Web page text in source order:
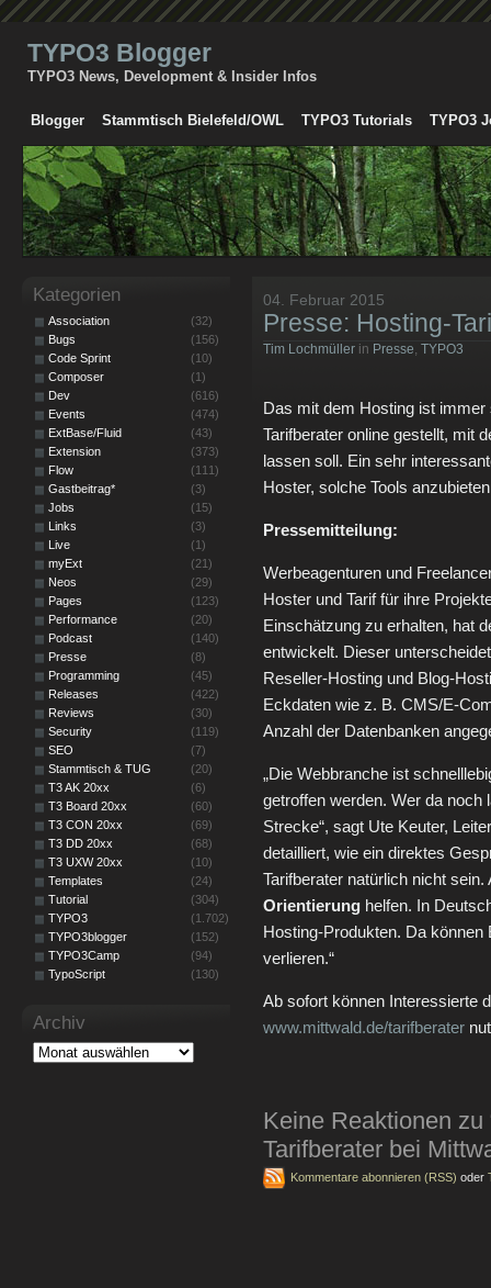
TYPO3 Blogger
TYPO3 News, Development & Insider Infos
Blogger Stammtisch Bielefeld/OWL TYPO3 Tutorials TYPO3
04. Februar 2015
Presse: Hosting-
Tim Lochmüller in Presse, TYPO3
Das mit dem Hosting ist
Tarifberater online gestellt, mit
lassen soll. Ein sehr
Hoster, solche Tools
Pressemitteilung:
Werbeagenturen und
Hoster und Tarif für ihre
Einschätzung zu erhalten, hat
entwickelt. Dieser
Reseller-Hosting und Blog-
Eckdaten wie z. B. CMS/E-
Anzahl der Datenbanken
„Die Webbranche ist
getroffen werden. Wer da noch
Strecke“, sagt Ute Keuter,
detailliert, wie ein direktes
Tarifberater natürlich nicht
Orientierung helfen. In
Hosting-Produkten. Da
verlieren.“
Ab sofort können Interessierte
www.mittwald.de/tarifberater
Keine Reaktionen zu
Tarifberater bei
Kommentare abonnieren (RSS) oder
Kategorien
Association
(32)
Bugs
(156)
Code Sprint
(10)
Composer
(1)
Dev
(616)
Events
(474)
ExtBase/Fluid
(43)
Extension
(373)
Flow
(111)
Gastbeitrag*
(3)
Jobs
(15)
Links
(3)
Live
(1)
myExt
(21)
Neos
(29)
Pages
(123)
Performance
(20)
Podcast
(140)
Presse
(8)
Programming
(45)
Releases
(422)
Reviews
(30)
Security
(119)
SEO
(7)
Stammtisch & TUG
(20)
T3 AK 20xx
(6)
T3 Board 20xx
(60)
T3 CON 20xx
(69)
T3 DD 20xx
(68)
T3 UXW 20xx
(10)
Templates
(24)
Tutorial
(304)
TYPO3
(1.702)
TYPO3blogger
(152)
TYPO3Camp
(94)
TypoScript
(130)
Archiv